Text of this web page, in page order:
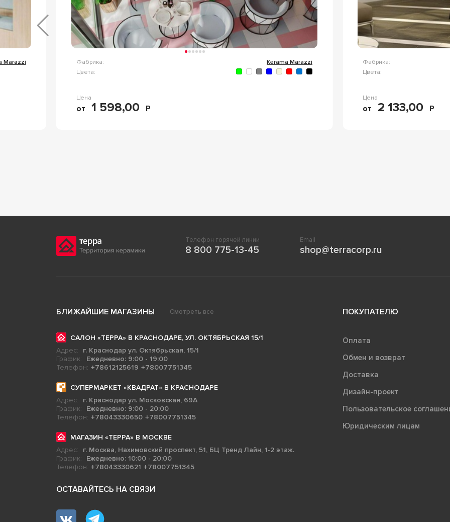
Marazzi Фабрика:
Kerama Marazzi
Цвета:
Цена
от 1 598,00 Р
Фабрика:
Цвета:
Цена
от 2 133,00 Р
Телефон горячей линии
8 800 775-13-45
Email
shop@terracorp.ru
БЛИЖАЙШИЕ МАГАЗИНЫ Смотреть все
САЛОН «ТЕРРА» В КРАСНОДАРЕ, УЛ. ОКТЯБРЬСКАЯ 15/1
Адрес:
г. Краснодар ул. Октябрьская, 15/1
График:
Ежедневно: 9:00 - 19:00
Телефон: +78612125619 +78007751345
СУПЕРМАРКЕТ «КВАДРАТ» В КРАСНОДАРЕ
Адрес:
г. Краснодар ул. Московская, 69А
График:
Ежедневно: 9:00 - 20:00
Телефон: +78043330650 +78007751345
МАГАЗИН «ТЕРРА» В МОСКВЕ
Адрес:
г. Москва, Нахимовский проспект, 51, БЦ Тренд Лайн, 1-2 этаж.
График:
Ежедневно: 10:00 - 20:00
Телефон: +78043330621 +78007751345
ОСТАВАЙТЕСЬ НА СВЯЗИ
ПОКУПАТЕЛЮ
Оплата
Обмен и возврат
Доставка
Дизайн-проект
Пользовательское
Юридическим лицам